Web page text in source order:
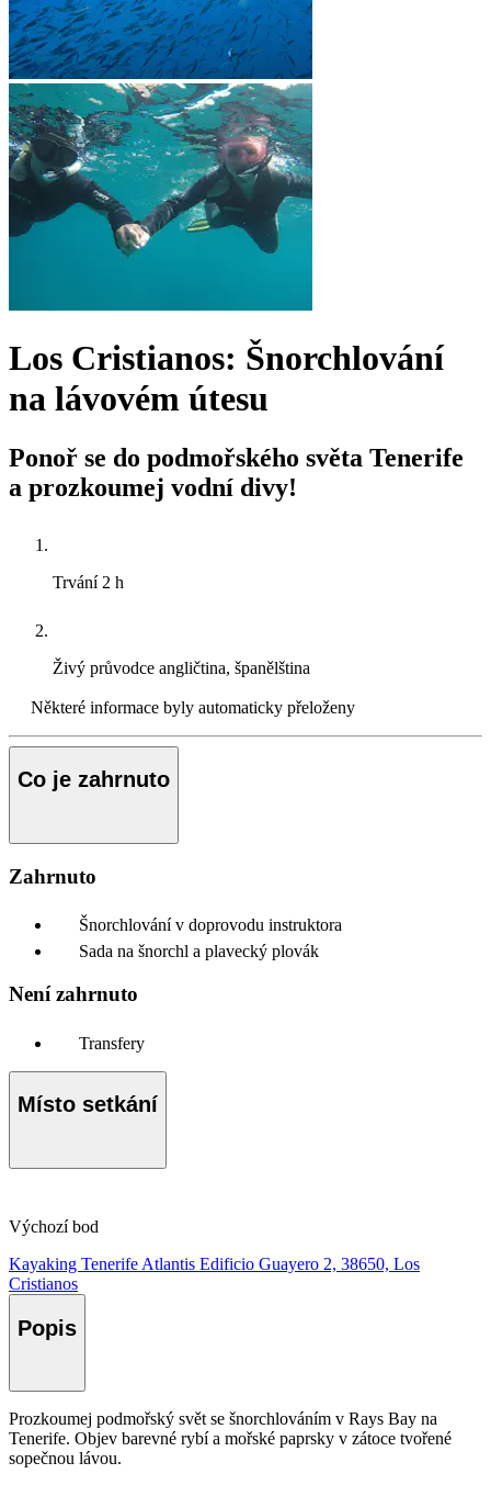
Los Cristianos: Šnorchlování
na lávovém útesu
Ponoř se do podmořského světa Tenerife
a prozkoumej vodní divy!
Trvání 2 h
Živý průvodce angličtina, španělština
Některé informace byly automaticky přeloženy
Co je zahrnuto
Zahrnuto
Šnorchlování v doprovodu instruktora
Sada na šnorchl a plavecký plovák
Není zahrnuto
Transfery
Místo setkání
Výchozí bod
Kayaking Tenerife Atlantis Edificio Guayero 2, 38650, Los
Cristianos
Popis
Prozkoumej podmořský svět se šnorchlováním v Rays Bay na
Tenerife. Objev barevné rybí a mořské paprsky v zátoce tvořené
sopečnou lávou.